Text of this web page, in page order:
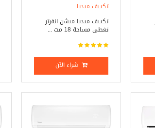
ساخن
تكييف ميديا
تكييف ميديا ميشن انفرتر
تغطى مساحة 18 مت ...
شراء الآن